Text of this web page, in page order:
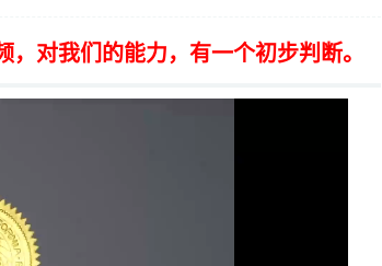
对我们的能力，有一个初步判断。